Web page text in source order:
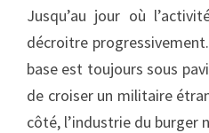
Jusqu’au jour où
décroitre
base est toujours sous
de croiser un militaire
côté, l’industrie du burger